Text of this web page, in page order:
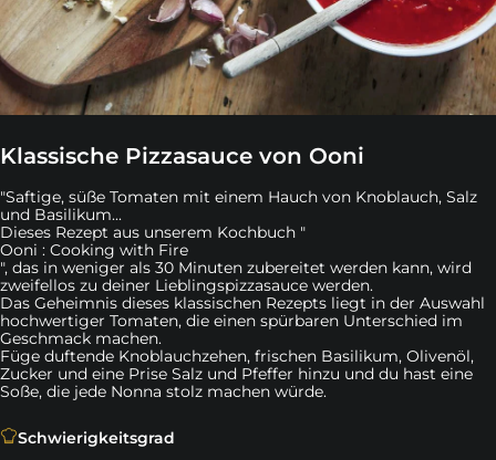
Klassische Pizzasauce von Ooni
"Saftige, süße Tomaten mit einem Hauch von Knoblauch, Salz
und Basilikum...
Dieses Rezept aus unserem Kochbuch "
Ooni : Cooking with Fire
", das in weniger als 30 Minuten zubereitet werden kann, wird
zweifellos zu deiner Lieblingspizzasauce werden.
Das Geheimnis dieses klassischen Rezepts liegt in der Auswahl
hochwertiger Tomaten, die einen spürbaren Unterschied im
Geschmack machen.
Füge duftende Knoblauchzehen, frischen Basilikum, Olivenöl,
Zucker und eine Prise Salz und Pfeffer hinzu und du hast eine
Soße, die jede Nonna stolz machen würde.
Schwierigkeitsgrad